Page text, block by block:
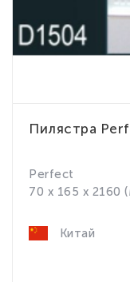
Пилястра
Perfect
70 x 165 x 2160
Китай